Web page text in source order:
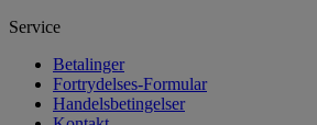
Service
Betalinger
Fortrydelses-Formular
Handelsbetingelser